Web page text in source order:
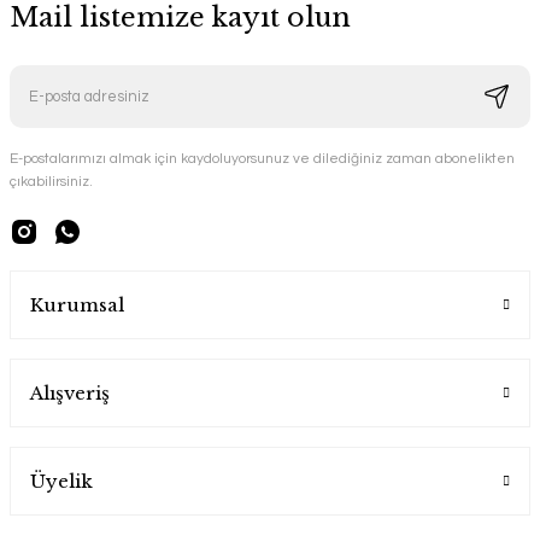
Mail listemize kayıt olun
E-postalarımızı almak için kaydoluyorsunuz ve dilediğiniz zaman abonelikten
çıkabilirsiniz.
Kurumsal
Alışveriş
Üyelik